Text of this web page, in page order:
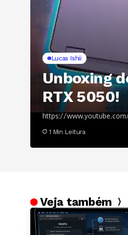
Lucas Ishii
Unboxing
RTX 5050!
https://www.youtube.com/
1 Min Leitura
Veja também